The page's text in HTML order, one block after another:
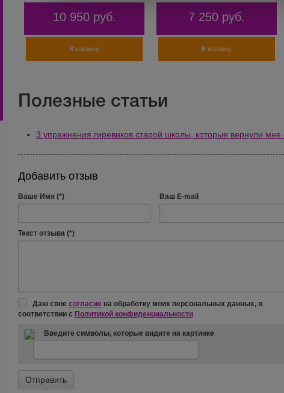
10 950 руб.
В корзину
7 250 руб.
В корзину
Полезные статьи
3 упражнения гиревиков старой школы, которые вернули мне
Добавить отзыв
Ваше Имя (*) Ваш E-mail
Текст отзыва (*)
Даю своё согласие на обработку моих персональных данных, в
соответствии с Политикой конфиденциальности
Введите символы, которые видите на картинке